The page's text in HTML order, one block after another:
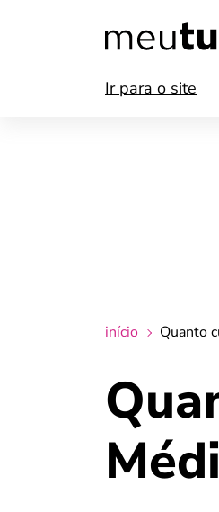
Ir para o site
início Quanto